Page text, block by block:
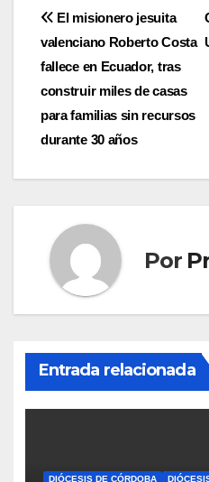
Navegación
de
entradas
El misionero jesuita
valenciano Roberto Costa
fallece en Ecuador, tras
construir miles de casas
para familias sin recursos
durante 30 años
Por
Entrada relacionada
DIÓCESIS DE CÓRDOBA